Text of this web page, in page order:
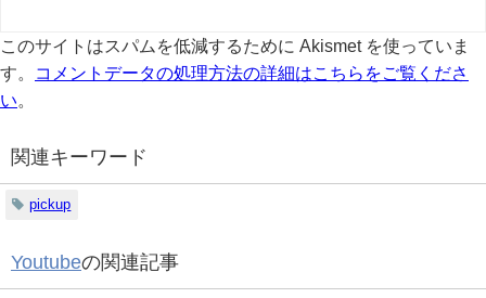
このサイトはスパムを低減するために Akismet を使っていま
す。
コメントデータの処理方法の詳細はこちらをご覧くださ
い
関連キーワード
pickup
Youtubeの関連記事